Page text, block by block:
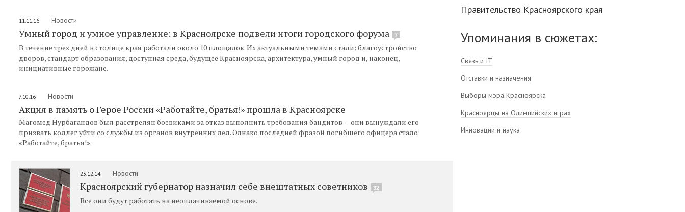
11.11.16 Новости
Умный город и умное управление: в Красноярске подвели итоги городского форума 7
В течение трех дней в столице края работали около 10 площадок. Их актуальными темами стали: благоустройство
дворов, стандарт образования, доступная среда, будущее Красноярска, архитектура, умный город и, наконец,
инициативные горожане.
7.10.16 Новости
Акция в память о Герое России «Работайте, братья!» прошла в Красноярске
Магомед Нурбагандов был расстрелян боевиками за отказ выполнить требования бандитов — они вынуждали его
призвать коллег уйти со службы из органов внутренних дел. Однако последней фразой погибшего офицера стало:
«Работайте, братья!».
23.12.14 Новости
Красноярский губернатор назначил себе внештатных советников 32
Все они будут работать на неоплачиваемой основе.
Правительство Красноярского края
Упоминания в сюжетах:
Связь и IT
Отставки и назначения
Выборы мэра Красноярска
Красноярцы на Олимпийских играх
Инновации и наука